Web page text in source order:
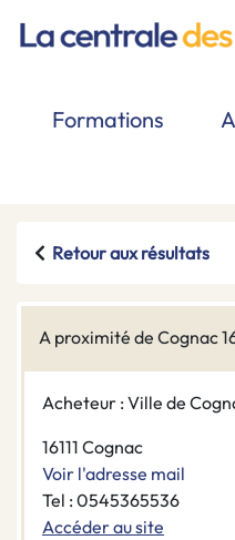
Formations
Retour aux résultats
A proximité de Cognac
Acheteur : Ville de
16111 Cognac
Voir l'adresse mail
Tel : 0545365536
Accéder au site